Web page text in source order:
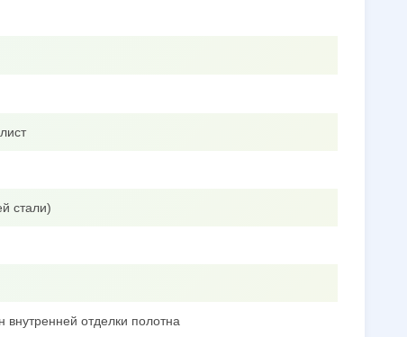
стали)
отделки полотна